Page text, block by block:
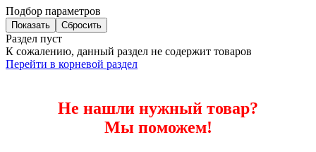
Подбор параметров
Раздел пуст
К сожалению, данный раздел не содержит товаров
Перейти в корневой раздел
Не нашли нужный товар?
Мы поможем!